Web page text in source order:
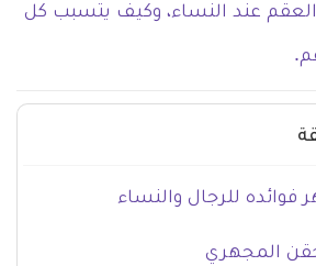
عند النساء، وكيف يتسبب كل
فوائده للرجال والنساء
المجهري